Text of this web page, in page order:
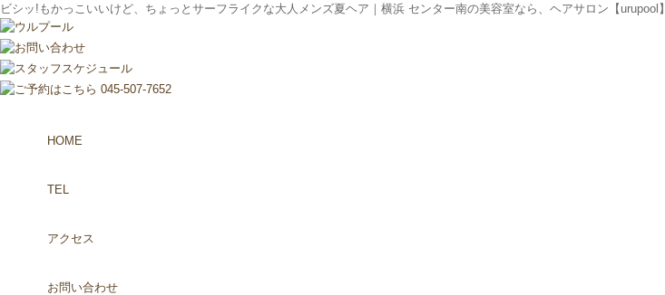
ビシッ!もかっこいいけど、ちょっとサーフライクな大人メンズ夏ヘア｜横浜 センター南の美容室なら、ヘアサロン【urupool】
HOME
TEL
アクセス
お問い合わせ